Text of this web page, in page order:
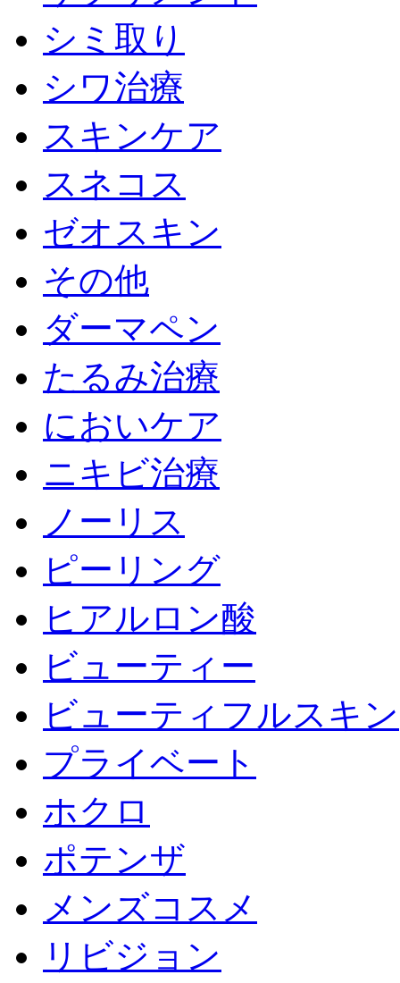
シミ取り
シワ治療
スキンケア
スネコス
ゼオスキン
その他
ダーマペン
たるみ治療
においケア
ニキビ治療
ノーリス
ピーリング
ヒアルロン酸
ビューティー
ビューティフルスキン
プライベート
ホクロ
ポテンザ
メンズコスメ
リビジョン